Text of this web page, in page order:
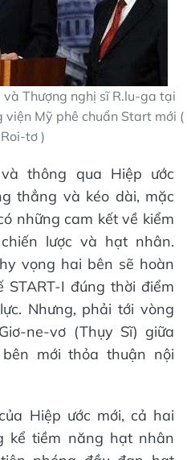
Thượng nghị sĩ R.lu-ga tại
viện Mỹ phê chuẩn Start mới (
tơ )
thông qua Hiệp ước
thẳng và kéo dài, mặc
những cam kết về kiểm
lược và hạt nhân.
vọng hai bên sẽ hoàn
I đúng thời điểm
Nhưng, phải tới vòng
ne-vơ (Thụy Sĩ) giữa
mới thỏa thuận nội
Hiệp ước mới, cả hai
kể tiềm năng hạt nhân